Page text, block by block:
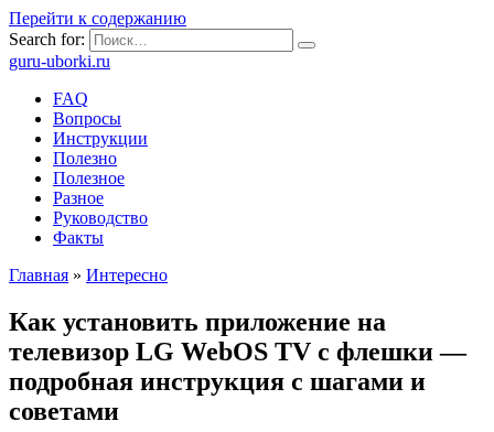
Перейти к содержанию
Search for:
guru-uborki.ru
FAQ
Вопросы
Инструкции
Полезно
Полезное
Разное
Руководство
Факты
Главная » Интересно
Как установить приложение на
телевизор LG WebOS TV с флешки —
подробная инструкция с шагами и
советами